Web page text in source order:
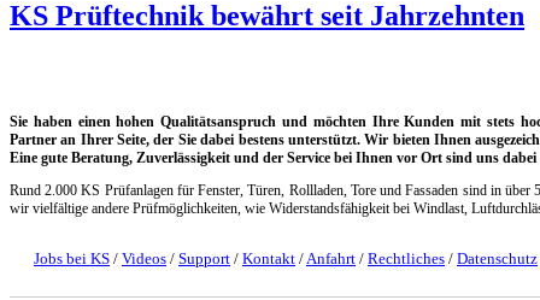
KS Prüftechnik bewährt seit Jahrzehnten
Sie haben einen hohen Qualitätsanspruch und möchten Ihre Kunden mit stets
Partner an Ihrer Seite, der Sie dabei bestens unterstützt. Wir bieten Ihnen
Eine gute Beratung, Zuverlässigkeit und der Service bei Ihnen vor Ort sind uns
Rund 2.000 KS Prüfanlagen für Fenster, Türen, Rollladen, Tore und Fassaden sind in
wir vielfältige andere Prüfmöglichkeiten, wie Widerstandsfähigkeit bei Windlast,
Jobs bei KS / Videos / Support / Kontakt / Anfahrt / Rechtliches / Datenschutz